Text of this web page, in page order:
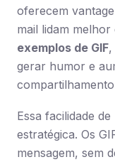
oferecem
mail lidam
exemplos de GIF,
gerar humor e
Essa facilidade
estratégica. Os
mensagem, sem